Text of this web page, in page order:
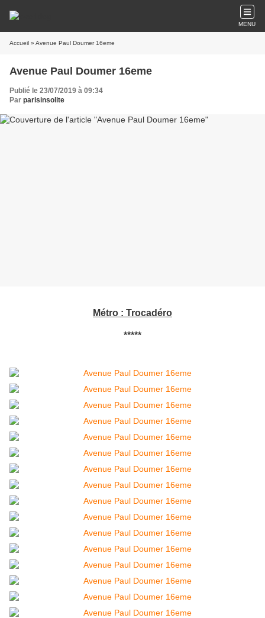
MENU
Accueil » Avenue Paul Doumer 16eme
Avenue Paul Doumer 16eme
Publié le 23/07/2019 à 09:34
Par parisinsolite
Métro : Trocadéro
*****